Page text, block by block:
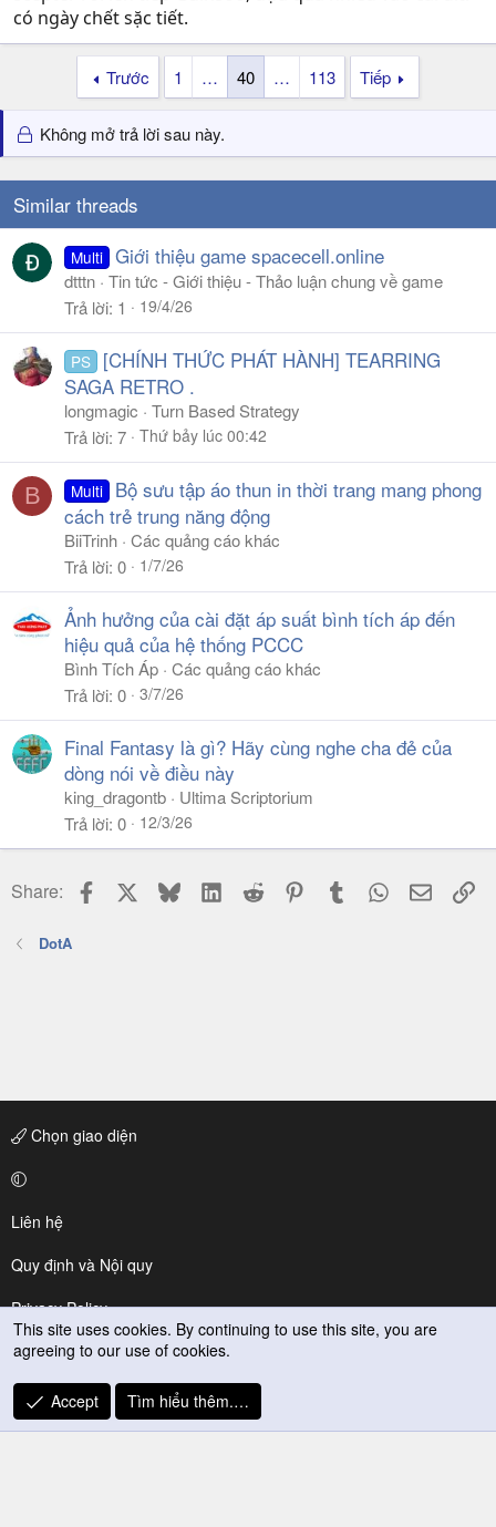
có ngày chết sặc tiết.
Trước 1 … 40 … 113 Tiếp
Không mở trả lời sau này.
Similar threads
Multi Giới thiệu game spacecell.online
dtttn Tin tức - Giới thiệu - Thảo luận chung về game
Trả lời 1 19/4/26
PS
[CHÍNH THỨC PHÁT HÀNH] TEARRING
SAGA RETRO .
longmagic
Turn Based Strategy
Trả lời 7 Thứ bảy lúc 00:42
B Multi
Bộ sưu tập áo thun in thời trang mang phong
cách trẻ trung năng động
BiiTrinh Các quảng cáo khác
Trả lời 0 1/7/26
Ảnh hưởng của cài đặt áp suất bình tích áp đến
hiệu quả của hệ thống PCCC
Bình Tích Áp Các quảng cáo khác
Trả lời 0 3/7/26
Final Fantasy là gì? Hãy cùng nghe cha đẻ của
dòng nói về điều này
king_dragontb
Ultima Scriptorium
Trả lời 0 12/3/26
Share: Facebook BlueskyLinkedIn
Reddit PinterestTumblr WhatsApp
Email
DotA
Chọn giao diện
Liên hệ
Quy định và Nội quy
Privacy Policy
Trợ giúp
R
S
This site uses cookies. By continuing to use this site, you are
agreeing to our use of cookies.
Accept Tìm hiểu thêm.…